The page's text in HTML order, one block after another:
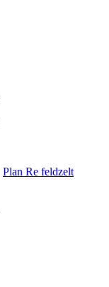
Plan Re feldzelt